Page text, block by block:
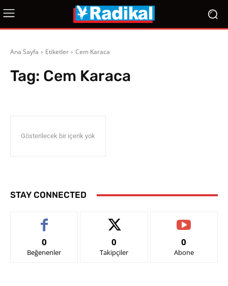
Ana Sayfa Etiketler Cem Karaca
Tag: Cem Karaca
Gösterilecek bir içerik yok
STAY CONNECTED
0
Beğenenler
0
Takipçiler
0
Abone